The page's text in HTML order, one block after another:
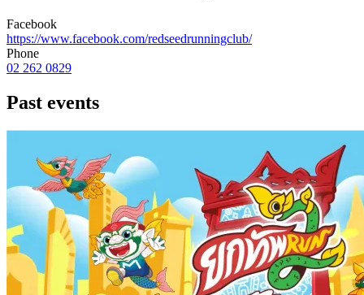
Facebook
https://www.facebook.com/redseedrunningclub/
Phone
02 262 0829
Past events